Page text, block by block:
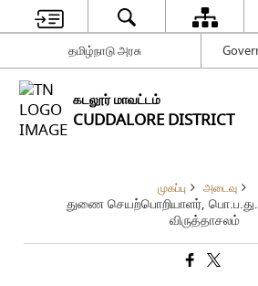
தமிழ்நாடு அரசு
கடலூர் மாவட்டம்
CUDDALORE DISTRICT
முகப்பு அடைவு
துணை செயற்பொறியாளர்,
விருத்தாசலம்